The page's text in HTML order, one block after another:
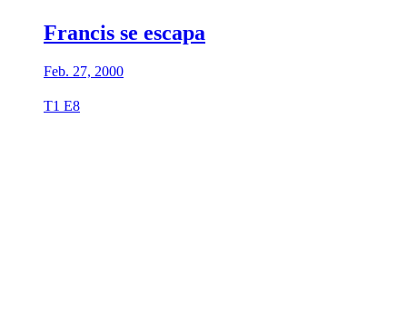
Francis se escapa
Feb. 27, 2000
T1 E8